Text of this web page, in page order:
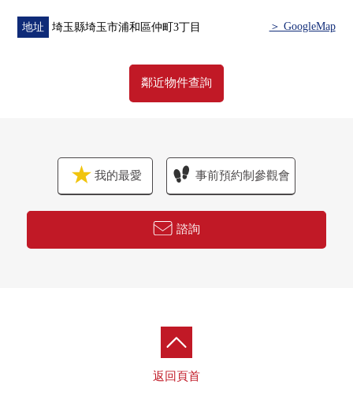
・門交換
・Cross換貼
■ 在找想要的家方面給予幫助的━━━━━・・・
地址 埼玉縣埼玉市浦和區仲町3丁目 ＞ GoogleMap
鄰近物件查詢
我的最愛 事前預約制參觀會
諮詢
返回頁首